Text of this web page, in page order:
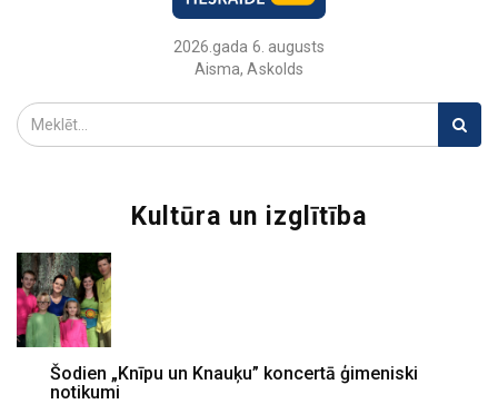
2026.gada 6. augusts
Aisma, Askolds
Kultūra un izglītība
Šodien „Knīpu un Knauķu” koncertā ģimeniski
notikumi